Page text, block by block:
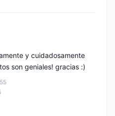
y cuidadosamente
son geniales! gracias :)